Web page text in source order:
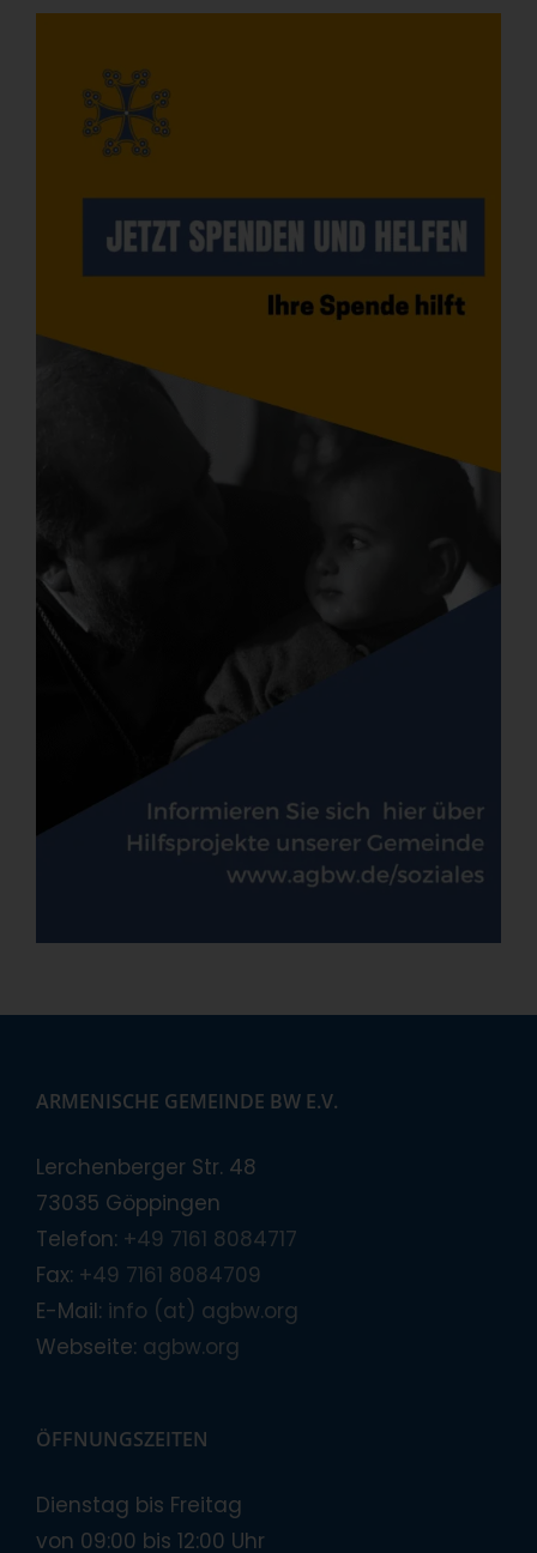
ARMENISCHE GEMEINDE BW E.V.
Lerchenberger Str. 48
73035 Göppingen
Telefon: +49 7161 8084717
Fax: +49 7161 8084709
E-Mail: info (at) agbw.org
Webseite: agbw.org
ÖFFNUNGSZEITEN
Dienstag bis Freitag
von 09:00 bis 12:00 Uhr